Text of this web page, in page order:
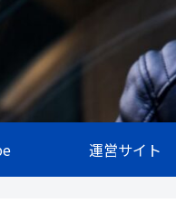
運営サイト